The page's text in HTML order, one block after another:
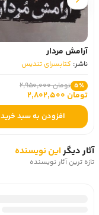
آرامش مردار
ناشر: کتابسرای تندیس
5٪ تومان 2,950,000
تومان 2,802,500
افزودن به سبد خرید
آثار دیگراین نویسنده
تازه ترین آثار نویسنده